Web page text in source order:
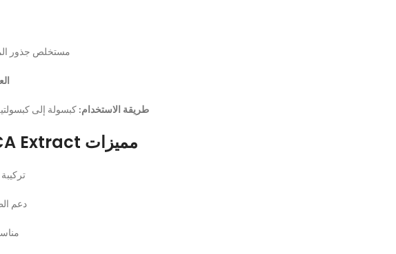
مستخلص جذور
طريقة الاستخدام: كبسولة إلى
مميزات MACA Extract من Puritan’s Pride
دعم